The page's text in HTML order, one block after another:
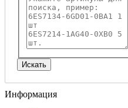
Информация